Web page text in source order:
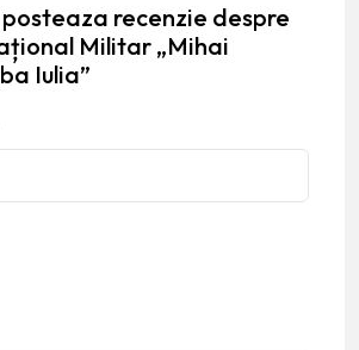
posteaza recenzie despre
Militar „Mihai
Iulia”